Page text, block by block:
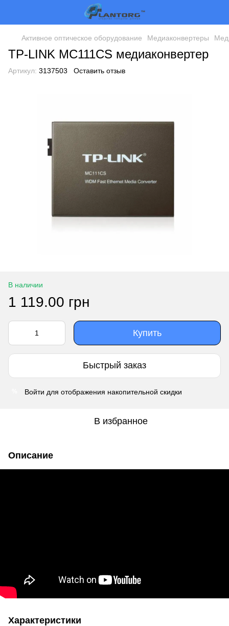
Активное оптическое оборудование Медиаконвертеры
ТР-LINK MC111CS медиаконвертер
Артикул: 3137503 Оставить отзыв
В наличии
1 119.00 грн
Купить
Быстрый заказ
Войти для отображения накопительной скидки
В избранное
Описание
Характеристики